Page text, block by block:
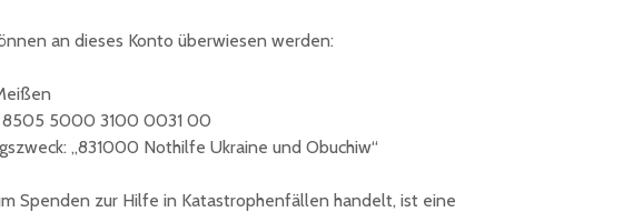
an dieses Konto überwiesen werden:
8505 5000 3100 0031 00
„831000 Nothilfe Ukraine und Obuchiw“
Spenden zur Hilfe in Katastrophenfällen handelt, ist eine